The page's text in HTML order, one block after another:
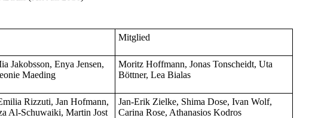
Mitglied
Jakobsson, Enya Jensen,
Maeding
Moritz Hoffmann, Jonas Tonscheidt, Uta
Böttner, Lea Bialas
Rizzuti, Jan Hofmann,
Al-Schuwaiki, Martin Jost
Jan-Erik Zielke, Shima Dose, Ivan Wolf,
Carina Rose, Athanasios Kodros